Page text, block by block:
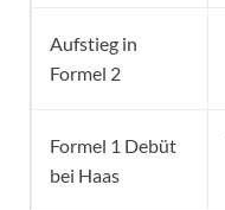
Aufstieg in
Formel 2
Formel 1 Debüt
bei Haas